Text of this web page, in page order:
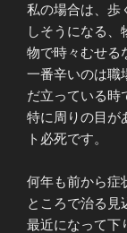
私の場合は、歩
しそうになる、
物で時々むせる
一番辛いのは職
だ立っている時
特に周りの目が
ト必死です。
何年も前から症
ところで治る見
最近になって下